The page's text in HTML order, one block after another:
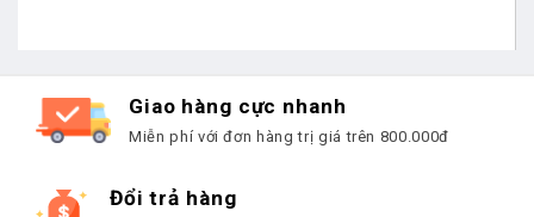
Giao hàng cực nhanh
Miễn phí với đơn hàng trị giá trên 800.000đ
Đổi trả hàng